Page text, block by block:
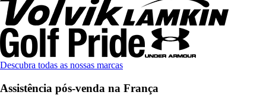
Descubra todas as nossas marcas
Assistência pós-venda na França